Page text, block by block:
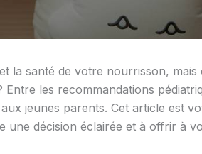
la santé de votre nourrisson, mais
les recommandations
jeunes parents. Cet article est
décision éclairée et à offrir à